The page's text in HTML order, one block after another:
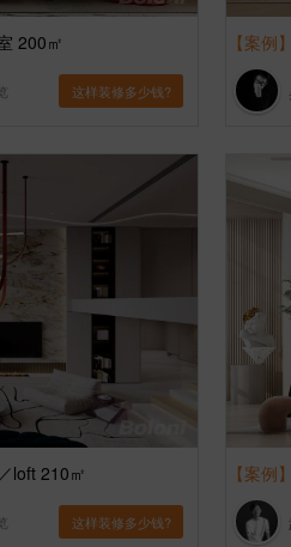
200㎡
这样装修多少钱?
【案例
loft 210㎡
这样装修多少钱?
【案例